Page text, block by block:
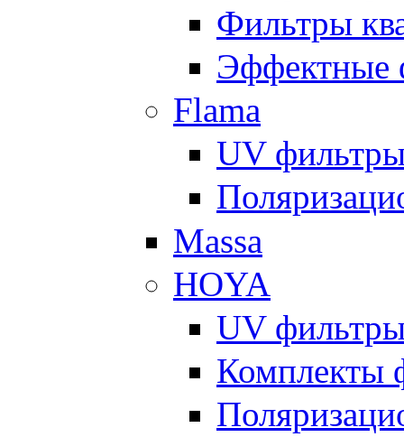
Фильтры
Эффектные
Flama
UV
Massa
HOYA
UV
Комплекты